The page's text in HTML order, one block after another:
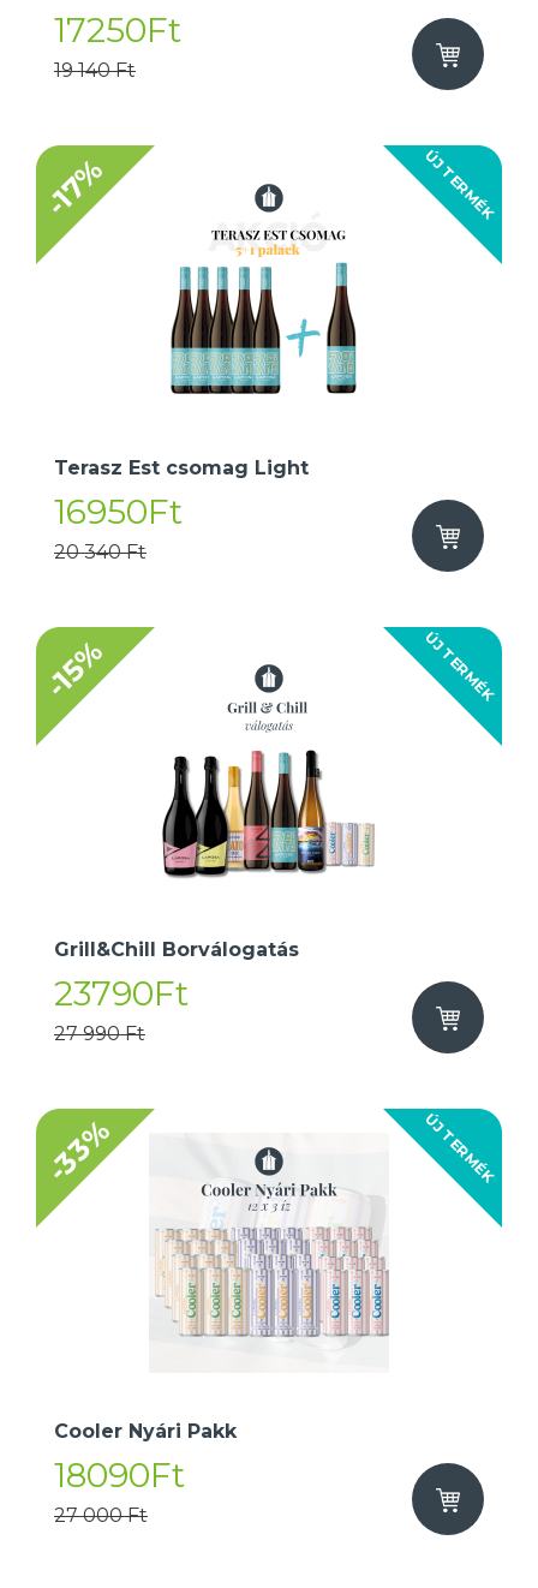
17250Ft
19 140 Ft
ÚJ TERMÉK
-17%
Terasz Est csomag Light
16950Ft
20 340 Ft
ÚJ TERMÉK
-15%
Grill&Chill Borválogatás
23790Ft
27 990 Ft
ÚJ TERMÉK
-33%
Cooler Nyári Pakk
18090Ft
27 000 Ft